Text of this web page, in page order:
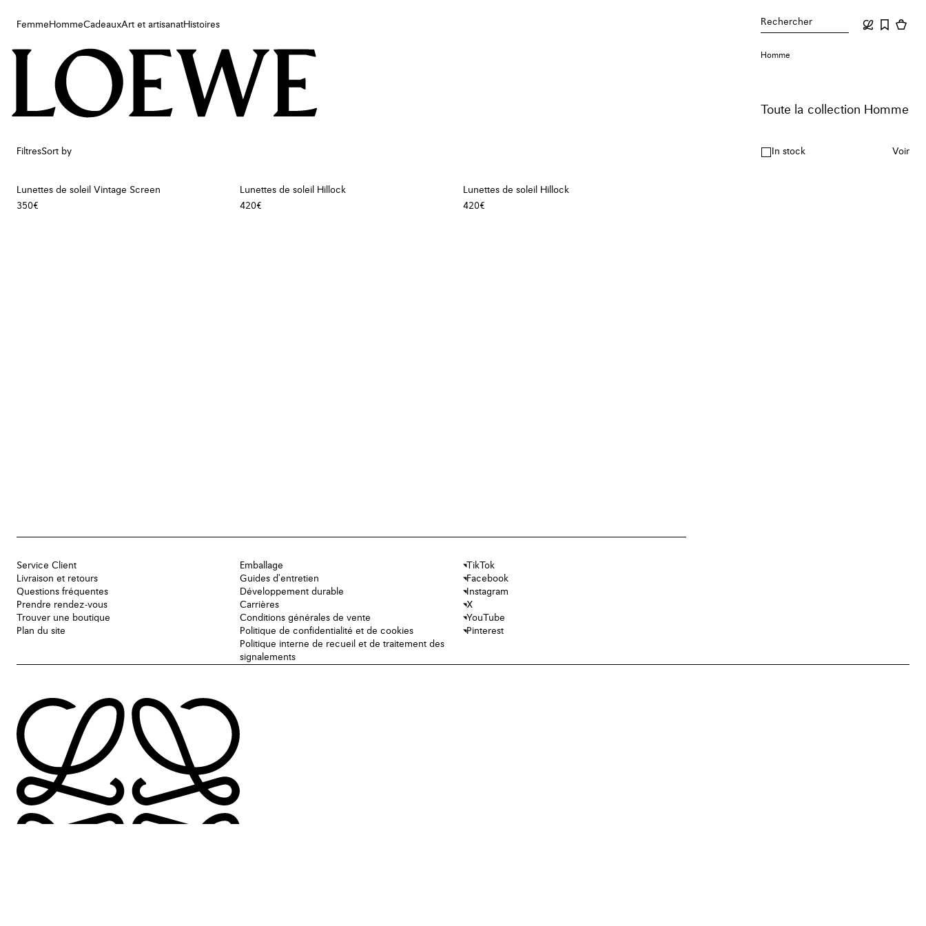
Femme HommeCadeauxArt et artisanatHistoires Rechercher
Femme
Art et artisanat
Homme
Toute la collection Homme
FiltresSort by In stock Voir
Lunettes de soleil Vintage Screen
350€
Lunettes de soleil Hillock
420€
Lunettes de soleil Hillock
420€
Service Client
Livraison et retours
Questions fréquentes
Prendre rendez-vous
Trouver une boutique
Plan du site
Emballage
Guides d'entretien
Développement durable
Carrières
Conditions générales de vente
Politique de confidentialité et de cookies
Politique interne de recueil et de traitement des
signalements
TikTok
Facebook
Instagram
X
YouTube
Pinterest